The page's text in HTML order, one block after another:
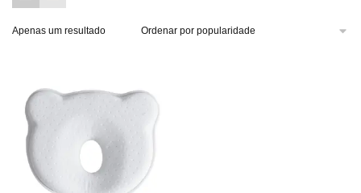
Apenas um resultado